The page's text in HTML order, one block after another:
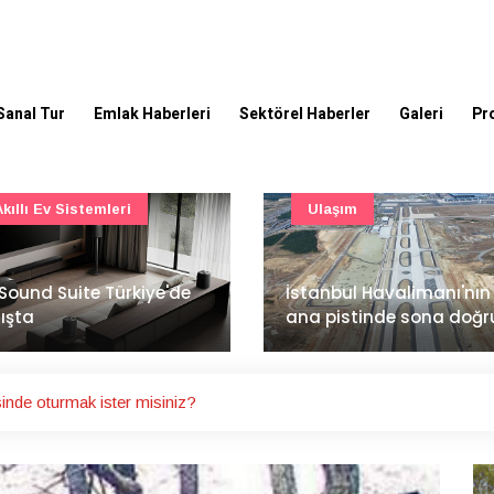
Tur Emlak Haberleri Sektörel Haberler Galeri
Havalimanı'nın 4.
pistinde sona doğru
İzocam'da Metriks
ile akıllı üretim dönemi
başladı
Şirket Haberleri
oturmak ister misiniz?